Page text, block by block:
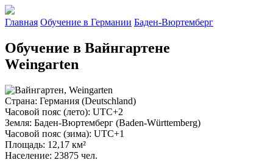
Главная Обучение в Германии Баден-Вюртемберг
Обучение в Вайнгартене
Weingarten
Страна: Германия (Deutschland)
Часовой пояс (лето): UTC+2
Земля: Баден-Вюртемберг (Baden-Württemberg)
Часовой пояс (зима): UTC+1
Площадь: 12,17 км²
Население: 23875 чел.